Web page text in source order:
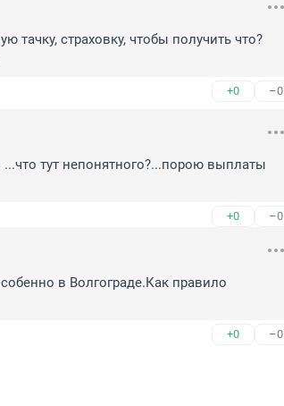
тачку, страховку, чтобы получить что?
+0 –0
...что тут непонятного?...порою выплаты
+0 –0
в Волгограде.Как правило
+0 –0